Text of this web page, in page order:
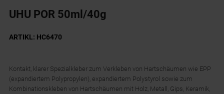
UHU POR 50ml/40g
ARTIKL: HC6470
Kontakt, klarer Spezialkleber zum Verkleben von Hartschäumen wie EPP
(expandiertem Polypropylen), expandiertem Polystyrol sowie zum
Kombinationskleben von Hartschäumen mit Holz, Metall, Gips, Keramik,